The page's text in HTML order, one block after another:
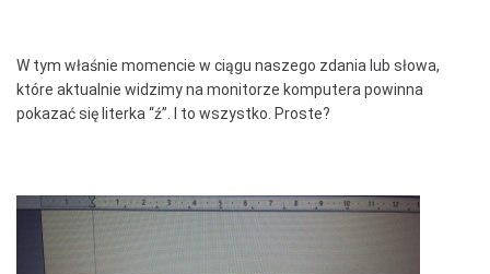
W tym właśnie momencie w ciągu naszego zdania lub słowa,
które aktualnie widzimy na monitorze komputera powinna
pokazać się literka “ź”. I to wszystko. Proste?